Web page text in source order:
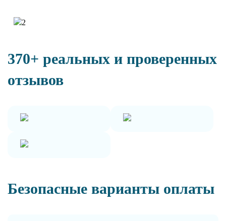
370+ реальных и проверенных
отзывов
Безопасные варианты оплаты